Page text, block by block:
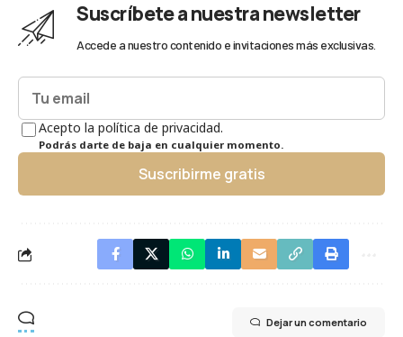
Suscríbete a nuestra newsletter
Accede a nuestro contenido e invitaciones más exclusivas.
Acepto la política de privacidad.
Podrás darte de baja en cualquier momento.
Suscribirme gratis
Dejar un comentario